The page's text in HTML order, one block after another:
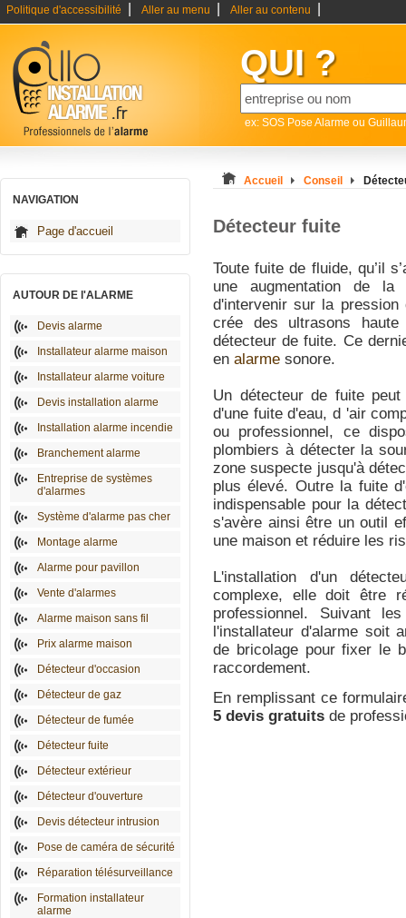
Politique d'accessibilité Aller au menu Aller au contenu
QUI ?
ex: SOS Pose Alarme ou
NAVIGATION
Page d'accueil
AUTOUR DE l'ALARME
Devis alarme
Installateur alarme maison
Installateur alarme voiture
Devis installation alarme
Installation alarme incendie
Branchement alarme
Entreprise de systèmes
d'alarmes
Système d'alarme pas cher
Montage alarme
Alarme pour pavillon
Vente d'alarmes
Alarme maison sans fil
Prix alarme maison
Détecteur d'occasion
Détecteur de gaz
Détecteur de fumée
Détecteur fuite
Détecteur extérieur
Détecteur d'ouverture
Devis détecteur intrusion
Pose de caméra de sécurité
Réparation télésurveillance
Formation installateur
alarme
Accueil Conseil
Détecteur fuite
Toute fuite de fluide, qu’il
une augmentation de
d'intervenir sur la pression
crée des ultrasons
détecteur de fuite. Ce
en alarme sonore.
Un détecteur de fuite
d'une fuite d'eau, d 'air
ou professionnel, ce
plombiers à détecter la
zone suspecte jusqu'à
plus élevé. Outre la fuite
indispensable pour la
s'avère ainsi être un outil
une maison et réduire les
L'installation d'un
complexe, elle doit être
professionnel. Suivant
l'installateur d'alarme soit
de bricolage pour fixer le
raccordement.
En remplissant ce
5 devis gratuits de